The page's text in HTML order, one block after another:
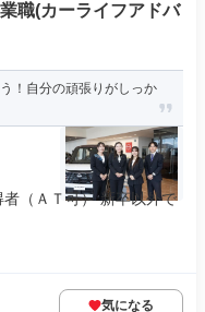
職(カーライフアドバ
！自分の頑張りがしっか
（ＡＴ可） 新卒以外で
気になる